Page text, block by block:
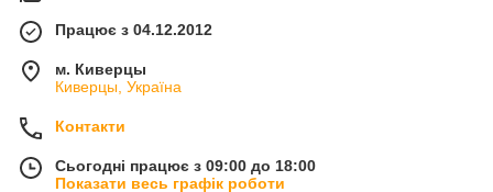
Працює з 04.12.2012
м. Киверцы
Киверцы, Україна
Контакти
Сьогодні працює з 09:00 до 18:00
Показати весь графік роботи